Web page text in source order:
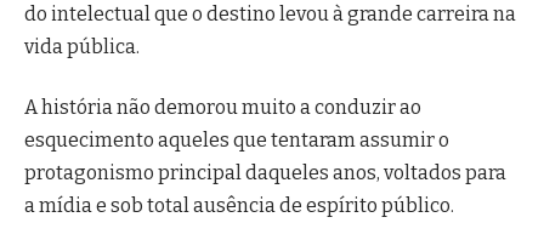
do intelectual que o destino levou à grande carreira na
vida pública.
A história não demorou muito a conduzir ao
esquecimento aqueles que tentaram assumir o
protagonismo principal daqueles anos, voltados para
a mídia e sob total ausência de espírito público.